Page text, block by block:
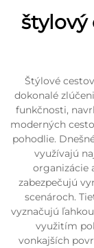
štylový
Štýlové
dokonalé
funkčnosti,
moderných
pohodlie.
využívajú
organizácie
zabezpečujú
scenároch.
vyznačujú
využitím
vonkajších